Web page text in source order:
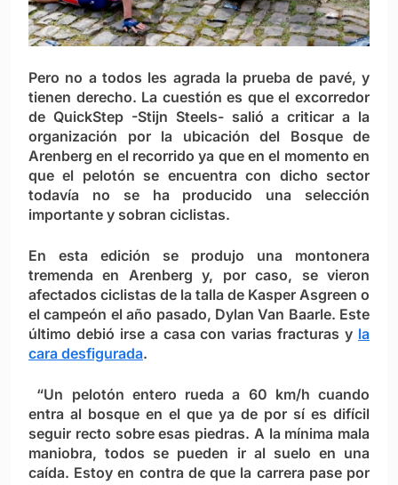
Pero no a todos les agrada la prueba de pavé, y
tienen derecho. La cuestión es que el excorredor
de QuickStep -Stijn Steels- salió a criticar a la
organización por la ubicación del Bosque de
Arenberg en el recorrido ya que en el momento en
que el pelotón se encuentra con dicho sector
todavía no se ha producido una selección
importante y sobran ciclistas.
En esta edición se produjo una montonera
tremenda en Arenberg y, por caso, se vieron
afectados ciclistas de la talla de Kasper Asgreen o
el campeón el año pasado, Dylan Van Baarle. Este
último debió irse a casa con varias fracturas y la
cara desfigurada.
“Un pelotón entero rueda a 60 km/h cuando
entra al bosque en el que ya de por sí es difícil
seguir recto sobre esas piedras. A la mínima mala
maniobra, todos se pueden ir al suelo en una
caída. Estoy en contra de que la carrera pase por